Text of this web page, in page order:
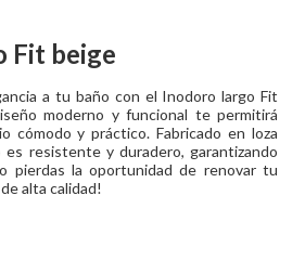
Fit beige
a tu baño con el Inodoro largo Fit
moderno y funcional te permitirá
cómodo y práctico. Fabricado en loza
es resistente y duradero, garantizando
pierdas la oportunidad de renovar tu
alta calidad!